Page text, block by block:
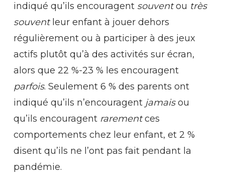
indiqué qu’ils encouragent souventou très
souvent leur enfant à jouer dehors
régulièrement ou à participer à des jeux
actifs plutôt qu’à des activités sur écran,
alors que 22 %-23 % les encouragent
parfois. Seulement 6 % des parents ont
indiqué qu’ils n’encouragent jamaisou
qu’ils encouragent rarementces
comportements chez leur enfant, et 2 %
disent qu’ils ne l’ont pas fait pendant la
pandémie.